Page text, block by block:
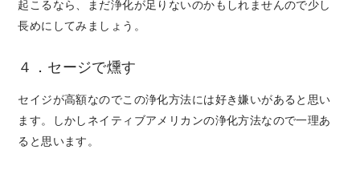
起こるなら、まだ浄化が足りないのかもしれませんので少し
長めにしてみましょう。
４．セージで燻す
セイジが高額なのでこの浄化方法には好き嫌いがあると思い
ます。しかしネイティブアメリカンの浄化方法なので一理あ
ると思います。